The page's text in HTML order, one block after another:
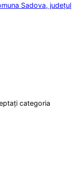
Sadova, județul
categoria